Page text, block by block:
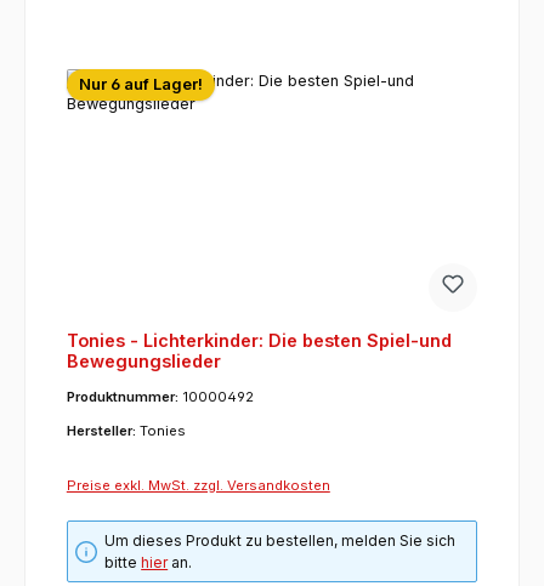
Nur 6 auf Lager!
Tonies - Lichterkinder: Die besten Spiel-und
Bewegungslieder
Produktnummer: 10000492
Hersteller: Tonies
Preise exkl. MwSt. zzgl. Versandkosten
Um dieses Produkt zu bestellen, melden Sie sich
bittehieran.